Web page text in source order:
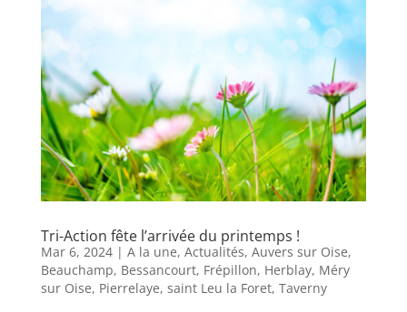
Tri-Action fête l’arrivée du printemps !
Mar 6, 2024| A la une, Actualités, Auvers sur Oise,
Beauchamp, Bessancourt, Frépillon, Herblay, Méry
sur Oise, Pierrelaye, saint Leu la Foret, Taverny